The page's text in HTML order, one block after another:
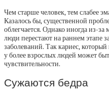
Чем старше человек, тем слабее
Казалось бы, существенной
облегчается. Однако иногда из-
люди перестают на раннем этапе
заболеваний. Так кариес, который
у более взрослых людей может
чувствительности.
Сужаются бедра